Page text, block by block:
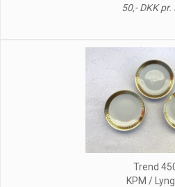
50,- DKK pr.
Trend
KPM /